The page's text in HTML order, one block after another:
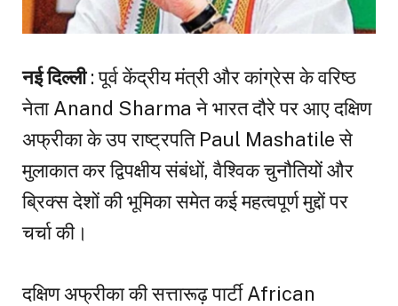
नई दिल्ली: पूर्व केंद्रीय मंत्री और कांग्रेस के वरिष्ठ
नेता Anand Sharma ने भारत दौरे पर आए दक्षिण
अफ्रीका के उप राष्ट्रपति Paul Mashatile से
मुलाकात कर द्विपक्षीय संबंधों, वैश्विक चुनौतियों और
ब्रिक्स देशों की भूमिका समेत कई महत्वपूर्ण मुद्दों पर
चर्चा की।
दक्षिण अफ्रीका की सत्तारूढ़ पार्टी African